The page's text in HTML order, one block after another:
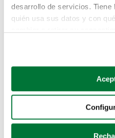
desarrollo de servicios. Tiene
quién usa sus datos y con
Si lo permite, también
Recopilar información
Identificar su dispositivo
para buscar
Pero puedes encontrar el
buscando en alguno de
Coches de segunda mano
Coches de km0